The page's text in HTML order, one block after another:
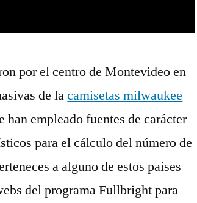
por el centro de Montevideo en
de lacamisetas milwaukee
han empleado fuentes de carácter
para el cálculo del número de
a alguno de estos países
del programa Fullbright para